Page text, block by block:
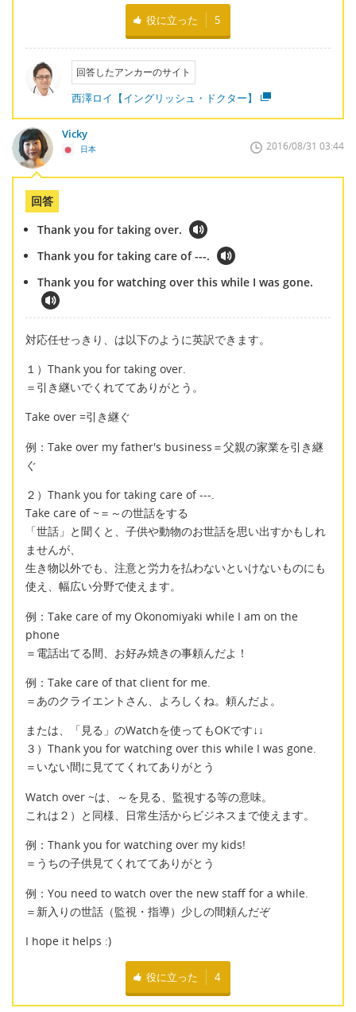
役に立った 5
回答したアンカーのサイト
西澤ロイ【イングリッシュ・ドクター】
Vicky
日本 2016/08/31 03:44
回答
Thank you for taking over.
Thank you for taking care of ---.
Thank you for watching over this while I was gone.
対応任せっきり、は以下のように英訳できます。
１）Thank you for taking over.
＝引き継いでくれててありがとう。
Take over =引き継ぐ
例：Take over my father's business＝父親の家業を引き継
ぐ
２）Thank you for taking care of ---.
Take care of ~＝～の世話をする
「世話」と聞くと、子供や動物のお世話を思い出すかもしれ
ませんが、
生き物以外でも、注意と労力を払わないといけないものにも
使え、幅広い分野で使えます。
例：Take care of my Okonomiyaki while I am on the
phone
＝電話出てる間、お好み焼きの事頼んだよ！
例：Take care of that client for me.
＝あのクライエントさん、よろしくね。頼んだよ。
または、「見る」のWatchを使ってもOKです↓↓
３）Thank you for watching over this while I was gone.
＝いない間に見ててくれてありがとう
Watch over ~は、～を見る、監視する等の意味。
これは２）と同様、日常生活からビジネスまで使えます。
例：Thank you for watching over my kids!
＝うちの子供見てくれててありがとう
例：You need to watch over the new staff for a while.
＝新入りの世話（監視・指導）少しの間頼んだぞ
I hope it helps :)
役に立った 4